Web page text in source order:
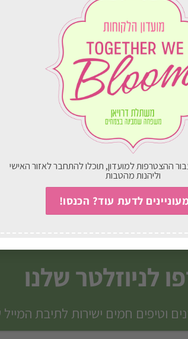
ההצטרפות למועדון, תוכלו להתחבר לאזור האישי
וליהנות מהטבות
לדעת עוד? הכנסו!
רומנטיקה
בחירת אפשרויות
מספר
ניתן
לבחור
לניוזלטר שלנו
וטיפים חמים ישירות לתיבת